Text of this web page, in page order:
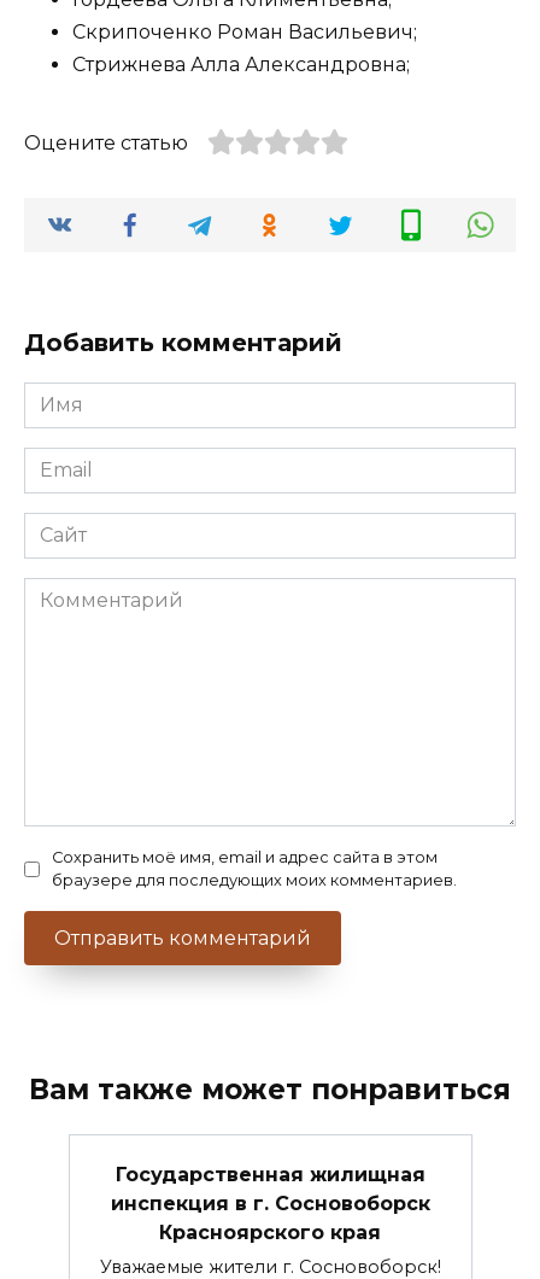
Скрипоченко Роман Васильевич;
Стрижнева Алла Александровна;
Оцените статью
Добавить комментарий
Имя
*
Email
*
Сайт
Комментарий
Сохранить моё имя, email и адрес сайта в этом
браузере для последующих моих комментариев.
Вам также может понравиться
Государственная жилищная
инспекция в г. Сосновоборск
Красноярского края
Уважаемые жители г. Сосновоборск!